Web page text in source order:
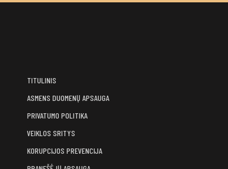
TITULINIS
ASMENS DUOMENŲ APSAUGA
PRIVATUMO POLITIKA
VEIKLOS SRITYS
KORUPCIJOS PREVENCIJA